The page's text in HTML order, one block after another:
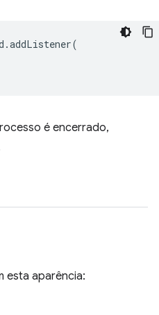
.addListener(
é encerrado,
esta aparência: